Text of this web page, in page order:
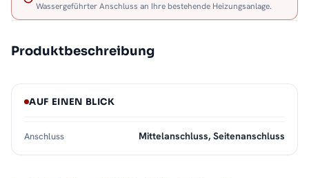
Wassergeführter Anschluss an Ihre bestehende Heizungsanlage.
Produktbeschreibung
AUF EINEN BLICK
Anschluss Mittelanschluss, Seitenanschluss